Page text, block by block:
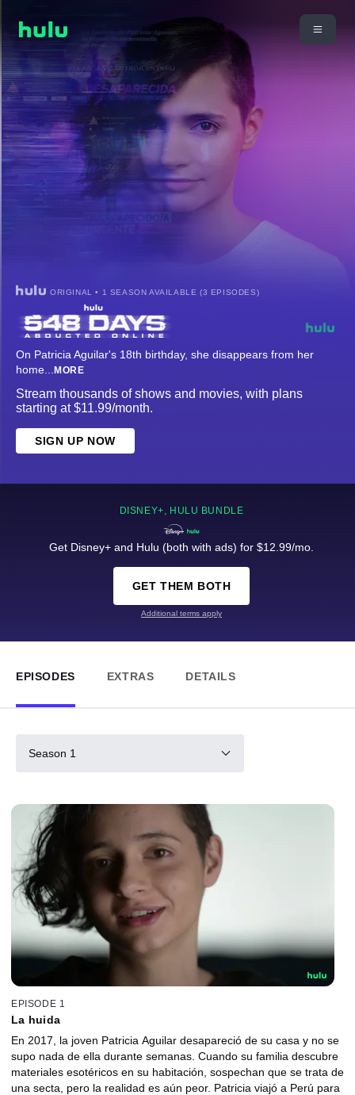
ORIGINAL • 1 SEASON AVAILABLE (3 EPISODES)
On Patricia Aguilar's 18th birthday, she disappears from her
home... MORE
Stream thousands of shows and movies, with plans
starting at $11.99/month.
SIGN UP NOW
DISNEY+, HULU BUNDLE
Get Disney+ and Hulu (both with ads) for $12.99/mo.
GET THEM BOTH
Additional terms apply
EPISODES EXTRAS DETAILS
Season 1
EPISODE 1
La huida
En 2017, la joven Patricia Aguilar desapareció de su casa y no se
supo nada de ella durante semanas. Cuando su familia descubre
materiales esotéricos en su habitación, sospechan que se trata de
una secta, pero la realidad es aún peor. Patricia viajó a Perú para